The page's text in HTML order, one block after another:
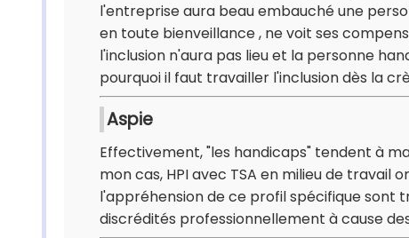
l'entreprise aura beau embauché une
en toute bienveillance , ne voit ses
l'inclusion n'aura pas lieu et la personne
pourquoi il faut travailler l'inclusion dès la
Aspie
Effectivement, "les handicaps" tendent à
mon cas, HPI avec TSA en milieu de travail
l'appréhension de ce profil spécifique sont
discrédités professionnellement à cause